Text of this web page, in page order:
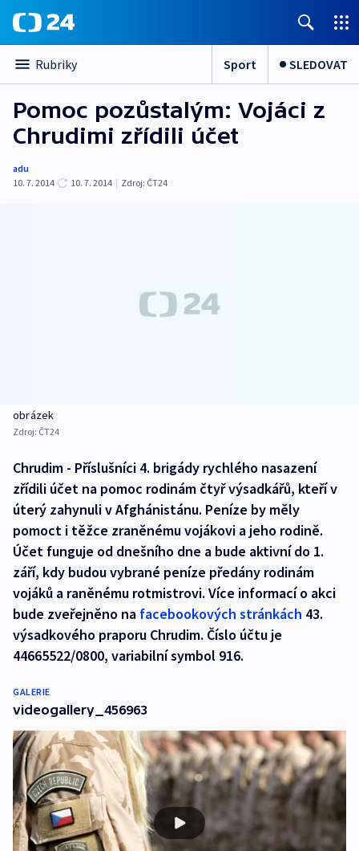
Rubriky Sport SLEDOVAT
Pomoc pozůstalým: Vojáci z
Chrudimi zřídili účet
adu
10. 7. 2014
10. 7. 2014 | Zdroj: ČT24
obrázek
Zdroj: ČT24
Chrudim - Příslušníci 4. brigády rychlého nasazení
zřídili účet na pomoc rodinám čtyř výsadkářů, kteří v
úterý zahynuli v Afghánistánu. Peníze by měly
pomoct i těžce zraněnému vojákovi a jeho rodině.
Účet funguje od dnešního dne a bude aktivní do 1.
září, kdy budou vybrané peníze předány rodinám
vojáků a raněnému rotmistrovi. Více informací o akci
bude zveřejněno na facebookových stránkách 43.
výsadkového praporu Chrudim. Číslo účtu je
44665522/0800, variabilní symbol 916.
GALERIE
videogallery_456963